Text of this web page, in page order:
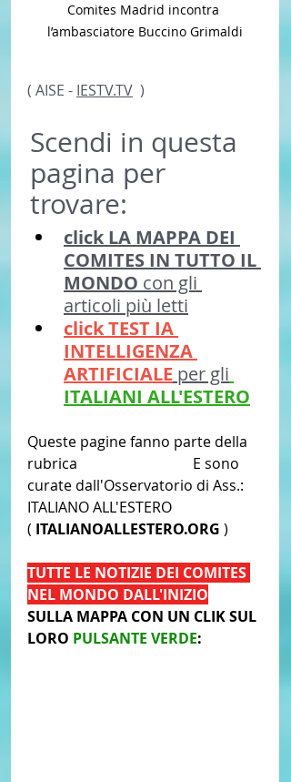
Comites Madrid incontra
l’ambasciatore Buccino Grimaldi
( AISE - IESTV.TV
  )
Scendi in questa
pagina per
trovare:
click LA MAPPA DEI
COMITES IN TUTTO IL
MONDO con gli
articoli più letti
click TEST IA
INTELLIGENZA
ARTIFICIALE per gli
ITALIANI ALL'ESTERO
Queste pagine fanno parte della
rubrica
E sono
curate dall'Osservatorio di Ass.:
ITALIANO ALL'ESTERO
( ITALIANOALLESTERO.ORG )
TUTTE LE NOTIZIE DEI COMITES
NEL MONDO DALL'INIZIO
SULLA MAPPA CON UN CLIK SUL
LORO PULSANTE VERDE: